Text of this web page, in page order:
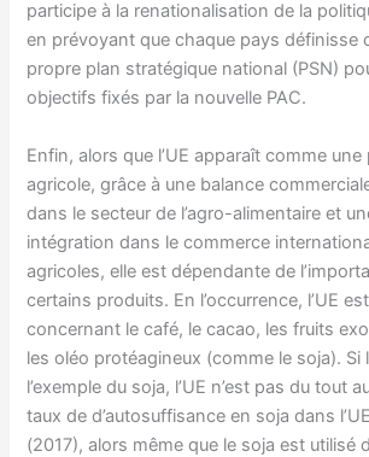
participe à la renationalisation de la
en prévoyant que chaque pays
propre plan stratégique national (PSN)
objectifs fixés par la nouvelle PAC.
Enfin, alors que l’UE apparaît comme
agricole, grâce à une balance
dans le secteur de l’agro-alimentaire et
intégration dans le commerce
agricoles, elle est dépendante de
certains produits. En l’occurrence, l’UE
concernant le café, le cacao, les fruits
les oléo protéagineux (comme le soja). Si
l’exemple du soja, l’UE n’est pas du tout
taux de d’autosuffisance en soja dans
(2017), alors même que le soja est utilisé